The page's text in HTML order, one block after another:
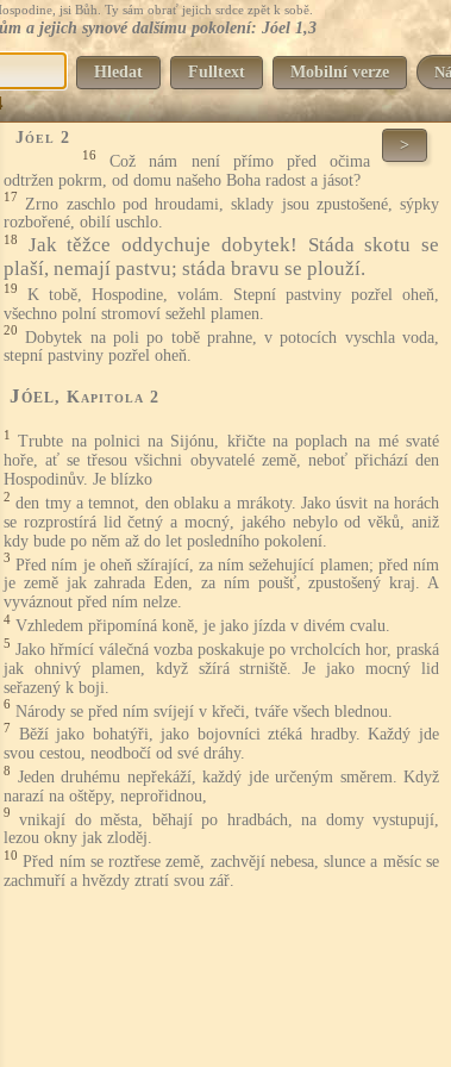
jsi Bůh. Ty sám obrať jejich srdce zpět k sobě.
a jejich synové dalšímu pokolení: Jóel 1,3
Hledat Fulltext Mobilní verze
Jóel 2 >
16
Což nám není přímo před očima
odtržen pokrm, od domu našeho Boha radost a jásot?
17
Zrno zaschlo pod hroudami, sklady jsou zpustošené, sýpky
rozbořené, obilí uschlo.
18
Jak těžce oddychuje dobytek! Stáda skotu se
plaší, nemají pastvu; stáda bravu se plouží.
19
K tobě, Hospodine, volám. Stepní pastviny pozřel oheň,
všechno polní stromoví sežehl plamen.
20
Dobytek na poli po tobě prahne, v potocích vyschla voda,
stepní pastviny pozřel oheň.
Jóel, Kapitola 2
1
Trubte na polnici na Sijónu, křičte na poplach na mé svaté
hoře, ať se třesou všichni obyvatelé země, neboť přichází den
Hospodinův. Je blízko
2 den tmy a temnot, den oblaku a mrákoty. Jako úsvit na horách
se rozprostírá lid četný a mocný, jakého nebylo od věků, aniž
kdy bude po něm až do let posledního pokolení.
3 Před ním je oheň sžírající, za ním sežehující plamen; před ním
je země jak zahrada Eden, za ním poušť, zpustošený kraj. A
vyváznout před ním nelze.
4 Vzhledem připomíná koně, je jako jízda v divém cvalu.
5 Jako hřmící válečná vozba poskakuje po vrcholcích hor, praská
jak ohnivý plamen, když sžírá strniště. Je jako mocný lid
seřazený k boji.
6 Národy se před ním svíjejí v křeči, tváře všech blednou.
7
Běží jako bohatýři, jako bojovníci ztéká hradby. Každý jde
svou cestou, neodbočí od své dráhy.
8 Jeden druhému nepřekáží, každý jde určeným směrem. Když
narazí na oštěpy, neprořidnou,
9
vnikají do města, běhají po hradbách, na domy vystupují,
lezou okny jak zloděj.
10 Před ním se roztřese země, zachvějí nebesa, slunce a měsíc se
zachmuří a hvězdy ztratí svou zář.